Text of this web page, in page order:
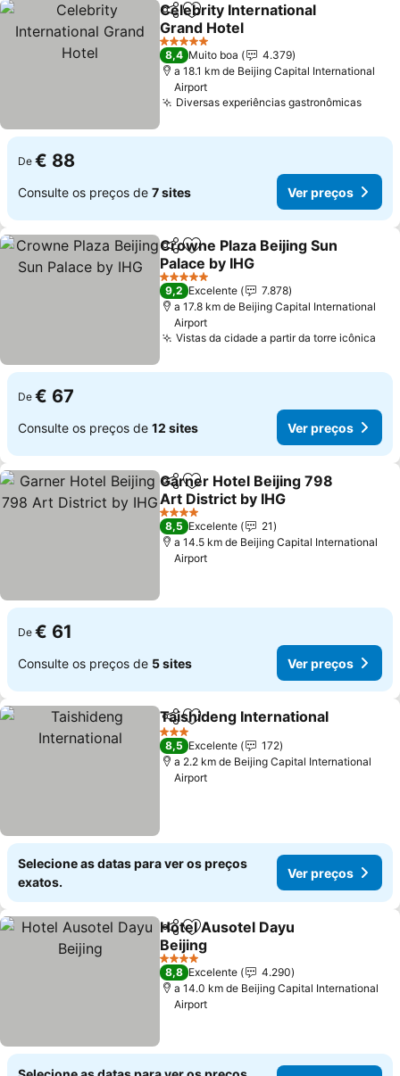
PartilharAdicionar aos favoritos
Celebrity International
Grand Hotel
5 Estrelas
8,4 Muito boa
4.379
a 18.1 km de Beijing Capital International
Airport
Diversas experiências gastronômicas
De € 88
Consulte os preços de 7 sites Ver preços
PartilharAdicionar aos favoritos
Crowne Plaza Beijing Sun
Palace by IHG
5 Estrelas
9,2 Excelente
7.878
a 17.8 km de Beijing Capital International
Airport
Vistas da cidade a partir da torre icônica
De € 67
Consulte os preços de 12 sites Ver preços
PartilharAdicionar aos favoritos
Garner Hotel Beijing 798
Art District by IHG
4 Estrelas
8,5 Excelente
21
a 14.5 km de Beijing Capital International
Airport
De € 61
Consulte os preços de 5 sites Ver preços
PartilharAdicionar aos favoritos
Taishideng International
3 Estrelas
8,5 Excelente
172
a 2.2 km de Beijing Capital International
Airport
Selecione as datas para ver os preços
exatos.
Ver preços
PartilharAdicionar aos favoritos
Hotel Ausotel Dayu
Beijing
4 Estrelas
8,8 Excelente
4.290
a 14.0 km de Beijing Capital International
Airport